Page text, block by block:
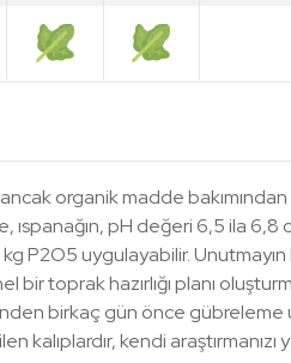
Mart Nisan
organik madde
ıspanağın, pH değeri 6,5 ila
uygulayabilir. Unutmayın
bir toprak hazırlığı planı
birkaç gün önce
kendi araştırmanızı